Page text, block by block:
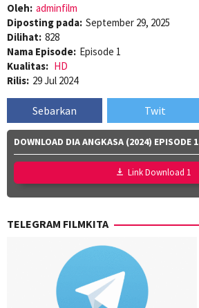
Oleh: adminfilm
Diposting pada: September 29, 2025
Dilihat: 828
Nama Episode: Episode 1
Kualitas: HD
Rilis: 29 Jul 2024
Sebarkan Twit
DOWNLOAD DIA ANGKASA (2024) EPISODE 1
Link Download 1
TELEGRAM FILMKITA